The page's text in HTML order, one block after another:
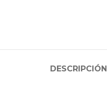
DESCRIPCIÓN